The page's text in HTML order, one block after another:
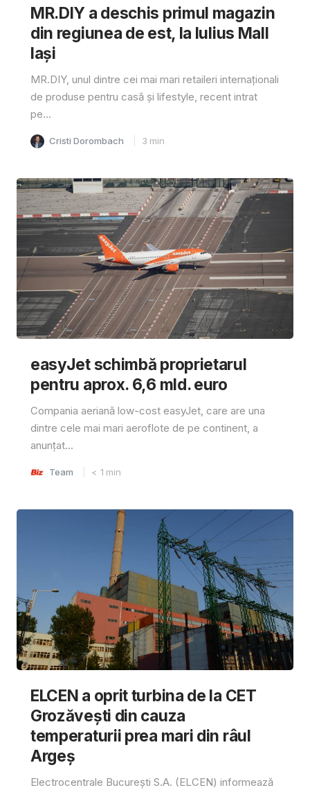
MR.DIY a deschis primul magazin
din regiunea de est, la Iulius Mall
Iași
MR.DIY, unul dintre cei mai mari retaileri internaționali
de produse pentru casă și lifestyle, recent intrat
pe...
Cristi Dorombach 3 min
easyJet schimbă proprietarul
pentru aprox. 6,6 mld. euro
Compania aeriană low-cost easyJet, care are una
dintre cele mai mari aeroflote de pe continent, a
anunțat...
Team < 1 min
ELCEN a oprit turbina de la CET
Grozăvești din cauza
temperaturii prea mari din râul
Argeș
Electrocentrale București S.A. (ELCEN) informează